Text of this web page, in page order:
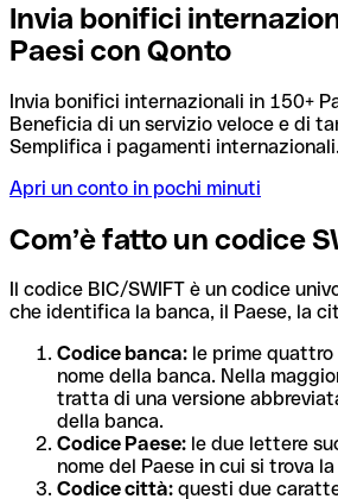
Invia bonifici
Paesi con Qonto
Invia bonifici internazionali in 150+
Beneficia di un servizio veloce e di
Semplifica i pagamenti internazionali.
Apri un conto in pochi minuti
Com’è fatto un codice
Il codice BIC/SWIFT è un codice
che identifica la banca, il Paese, la
Codice banca: le prime
nome della banca. Nella
tratta di una versione
della banca.
Codice Paese: le due lettere
nome del Paese in cui si trova
Codice città: questi due